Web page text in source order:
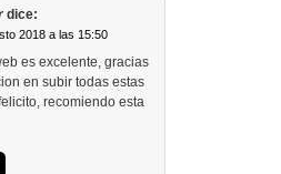
dice:
2018 a las 15:50
es excelente, gracias
en subir todas estas
recomiendo esta